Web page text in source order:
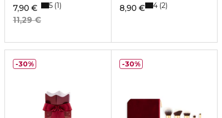
7,90 €
11,29 €
5 1 8,90 € 4 2
30% 30%